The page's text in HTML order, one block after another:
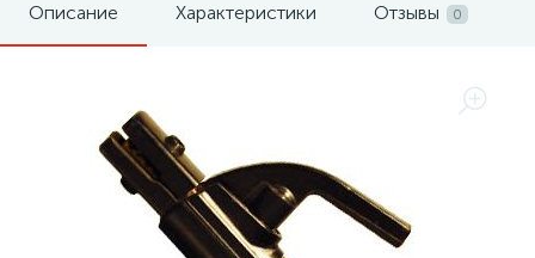
Описание Характеристики Отзывы 0